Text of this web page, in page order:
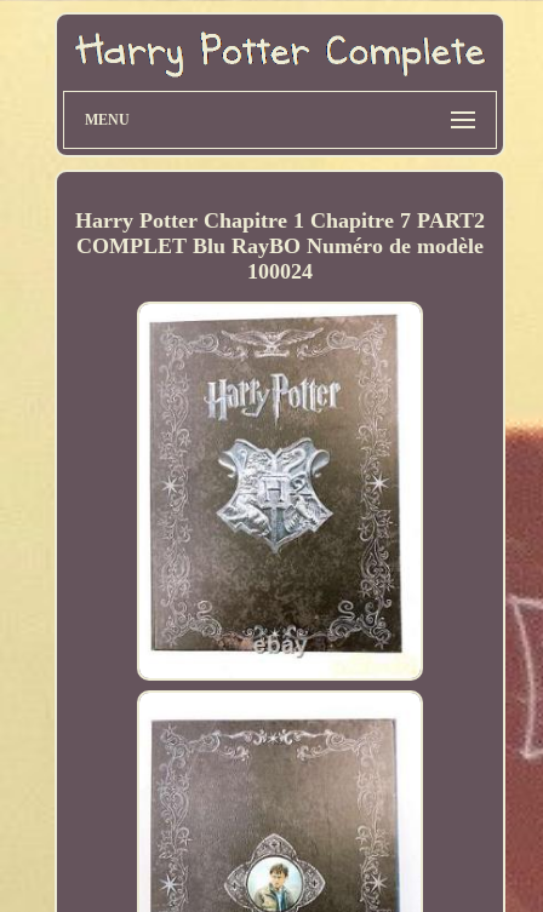
MENU
Harry Potter Chapitre 1 Chapitre 7 PART2
COMPLET Blu RayBO Numéro de modèle
100024